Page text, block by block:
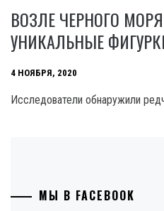
ВОЗЛЕ ЧЕРНОГО
УНИКАЛЬНЫЕ
4 НОЯБРЯ, 2020
Исследователи обнаружили
МЫ В FACEBOOK